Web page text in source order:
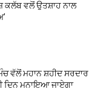
ਕਲੱਬ ਵਲੋਂ ਉਤਸ਼ਾਹ ਨਾਲ
ਵੱਲੋਂ ਮਹਾਨ ਸ਼ਹੀਦ ਸਰਦਾਰ
ਦਿਨ ਮਨਾਇਆ ਜਾਏਗਾ